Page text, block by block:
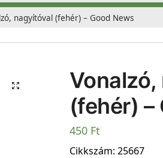
nagyítóval (fehér) – Good News
(fehér) –
450 Ft
Cikkszám: 25667